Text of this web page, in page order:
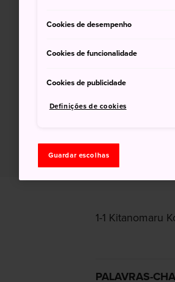
1-1 Kitanomaru
PALAVRAS-
Cookies de desempenho
Cookies de funcionalidade
Cookies de publicidade
Definições de cookies
Guardar escolhas